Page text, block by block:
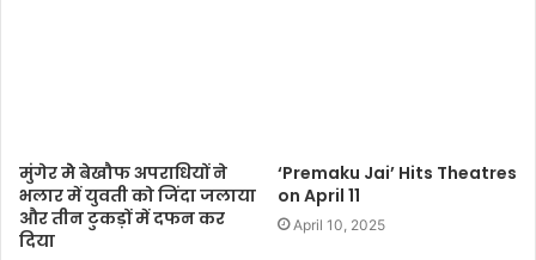
मुंगेर मेे बेखौफ अपराधियों ने
भलार में युवती को जिंदा जलाया
और तीन टुकड़ों में दफन कर
दिया
‘Premaku Jai’ Hits Theatres
on April 11
April 10, 2025